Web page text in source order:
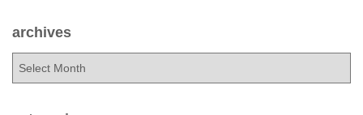
h
f
archives